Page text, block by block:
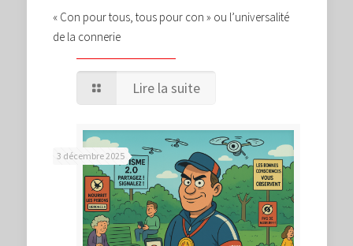
« Con pour tous, tous pour con » ou l’universalité
de la connerie
Lire la suite
3 décembre 2025